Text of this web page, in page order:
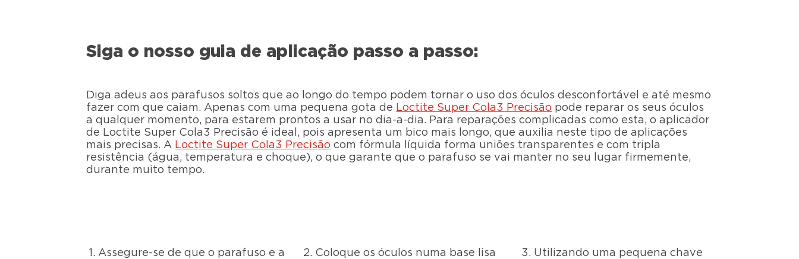
Siga o nosso guia de aplicação passo a passo:
Diga adeus aos parafusos soltos que ao longo do tempo podem tornar o uso dos óculos desconfortável e até mesmo
fazer com que caiam. Apenas com uma pequena gota de Loctite Super Cola3 Precisão pode reparar os seus óculos
a qualquer momento, para estarem prontos a usar no dia-a-dia. Para reparações complicadas como esta, o aplicador
de Loctite Super Cola3 Precisão é ideal, pois apresenta um bico mais longo, que auxilia neste tipo de aplicações
mais precisas. A Loctite Super Cola3 Precisão com fórmula líquida forma uniões transparentes e com tripla
resistência (água, temperatura e choque), o que garante que o parafuso se vai manter no seu lugar firmemente,
durante muito tempo.
1. Assegure-se de que o parafuso e a
2. Coloque os óculos numa base lisa
3. Utilizando uma pequena chave